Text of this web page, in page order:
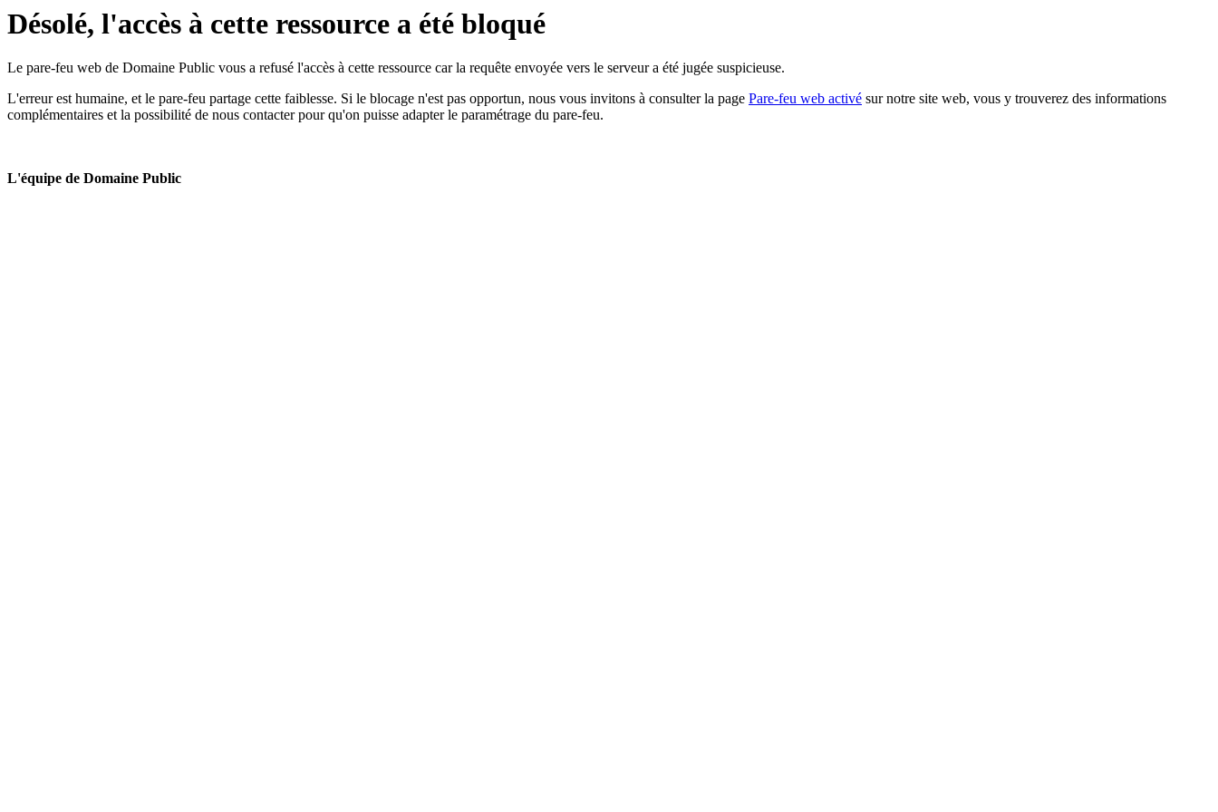
Désolé, l'accès à cette ressource a été bloqué
Le pare-feu web de Domaine Public vous a refusé l'accès à cette ressource car la requête envoyée vers le serveur a été jugée suspicieuse.
L'erreur est humaine, et le pare-feu partage cette faiblesse. Si le blocage n'est pas opportun, nous vous invitons à consulter la page Pare-feu web activé sur notre site web, vous y trouverez des informations
complémentaires et la possibilité de nous contacter pour qu'on puisse adapter le paramétrage du pare-feu.
L'équipe de Domaine Public